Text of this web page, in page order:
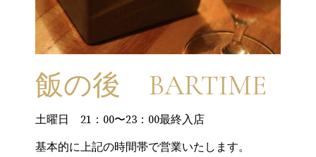
飯の後 BARTIME
土曜日 21：00〜23：00最終入店
基本的に上記の時間帯で営業いたします。